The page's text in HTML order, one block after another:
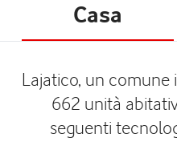
Casa
Lajatico, un comune
662 unità
seguenti